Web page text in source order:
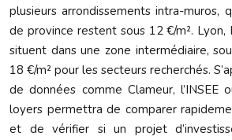
plusieurs arrondissements intra-muros,
de province restent sous 12 €/m². Lyon,
situent dans une zone intermédiaire,
18 €/m² pour les secteurs recherchés.
de données comme Clameur, l’INSEE
loyers permettra de comparer
et de vérifier si un projet